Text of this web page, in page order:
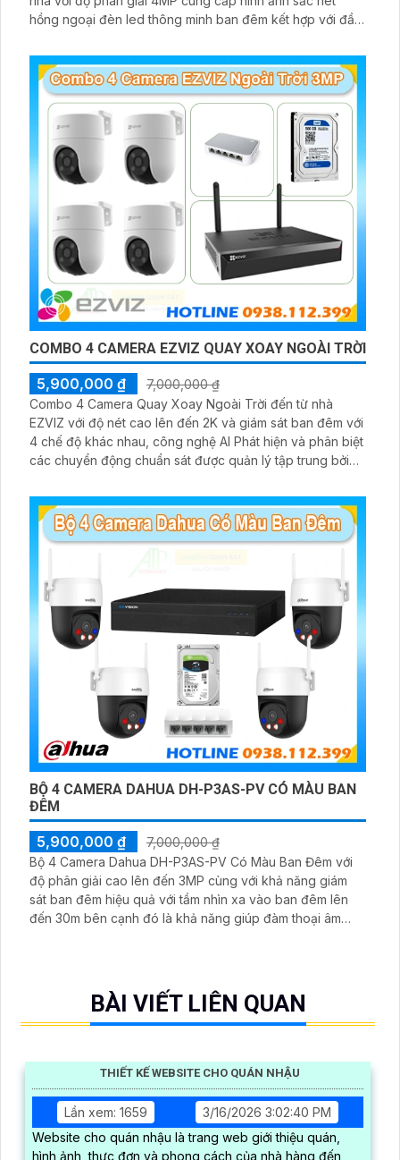
hồng ngoại đèn led thông minh ban đêm kết hợp với đầu
lâu dài
COMBO 4 CAMERA EZVIZ QUAY XOAY NGOÀI TRỜI
5,900,000 ₫
7,000,000 ₫
Combo 4 Camera Quay Xoay Ngoài Trời đến từ nhà
EZVIZ với độ nét cao lên đến 2K và giám sát ban đêm với
4 chế độ khác nhau, công nghệ AI Phát hiện và phân biệt
các chuyển động chuẩn sát được quản lý tập trung bởi
BỘ 4 CAMERA DAHUA DH-P3AS-PV CÓ MÀU BAN
ĐÊM
5,900,000 ₫
7,000,000 ₫
Bộ 4 Camera Dahua DH-P3AS-PV Có Màu Ban Đêm với
độ phân giải cao lên đến 3MP cùng với khả năng giám
sát ban đêm hiệu quả với tầm nhìn xa vào ban đêm lên
đến 30m bên cạnh đó là khả năng giúp đàm thoại âm
BÀI VIẾT LIÊN QUAN
THIẾT KẾ WEBSITE CHO QUÁN NHẬU
Lần xem: 1659
3/16/2026 3:02:40 PM
Website cho quán nhậu là trang web giới thiệu quán,
hình ảnh, thực đơn và phong cách của nhà hàng đến